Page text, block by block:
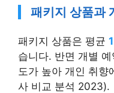
패키지 상품과
패키지 상품은 평균
습니다. 반면 개별
도가 높아 개인 취향
사 비교 분석 2023).